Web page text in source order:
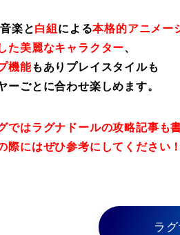
楽と白組 による本格的アニメー
た美麗なキャラクター、
機能もありプレイスタイルも
ーごとに合わせ楽しめます。
ではラグナドールの攻略記事も
際にはぜひ参考にしてください
ラ